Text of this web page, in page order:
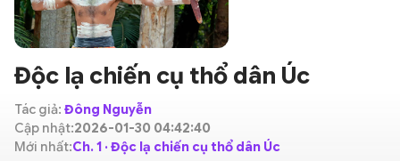
Độc lạ chiến cụ thổ dân Úc
Tác giả: Đông Nguyễn
Cập nhật:2026-01-30 04:42:40
Mới nhất:Ch. 1 · Độc lạ chiến cụ thổ dân Úc